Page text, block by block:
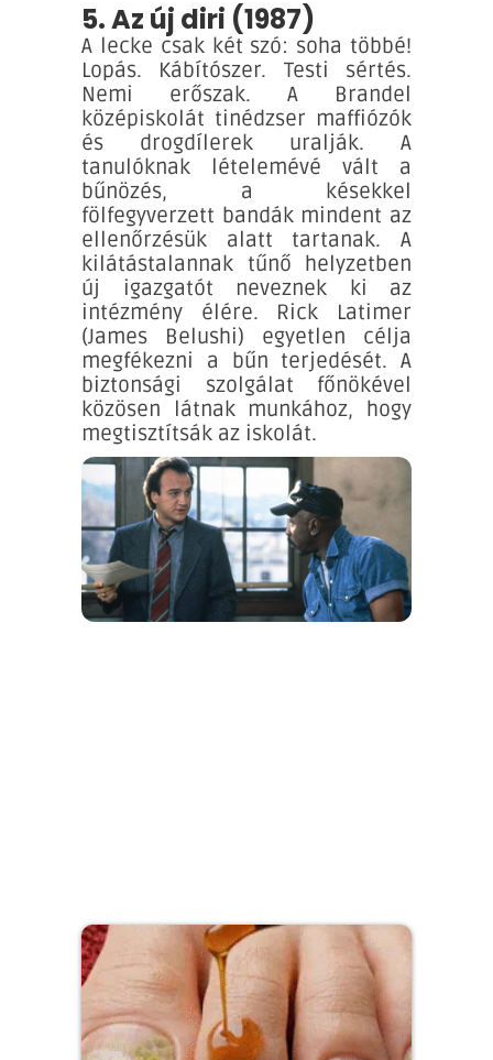
5. Az új diri (1987)
A lecke csak két szó: soha többé!
Lopás. Kábítószer. Testi sértés.
Nemi erőszak. A Brandel
középiskolát tinédzser maffiózók
és drogdílerek uralják. A
tanulóknak lételemévé vált a
bűnözés, a késekkel
fölfegyverzett bandák mindent az
ellenőrzésük alatt tartanak. A
kilátástalannak tűnő helyzetben
új igazgatót neveznek ki az
intézmény élére. Rick Latimer
(James Belushi) egyetlen célja
megfékezni a bűn terjedését. A
biztonsági szolgálat főnökével
közösen látnak munkához, hogy
megtisztítsák az iskolát.